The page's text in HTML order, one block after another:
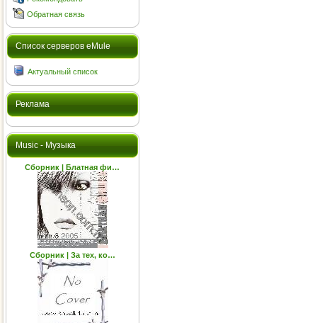
Обратная связь
Cписок серверов eMule
Актуальный список
Реклама
Music - Музыка
Сборник | Блатная фи…
Сборник | За тех, ко…